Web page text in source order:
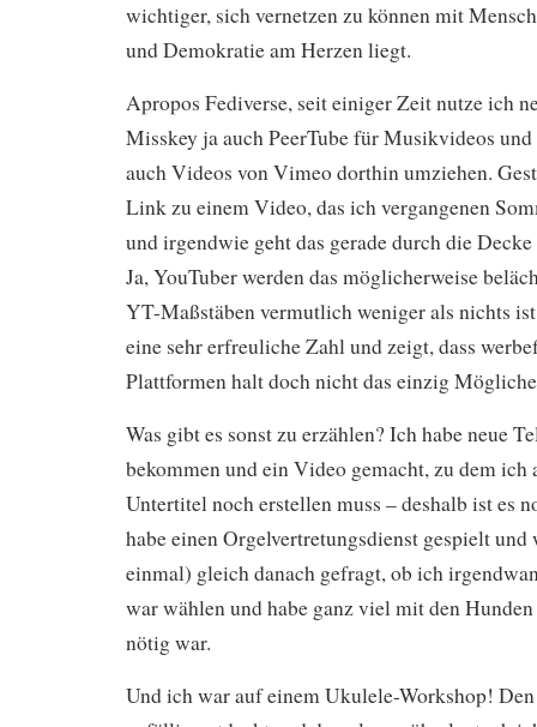
wichtiger, sich vernetzen zu können mit
und Demokratie am Herzen liegt.
Apropos Fediverse, seit einiger Zeit nutze ich
Misskey ja auch PeerTube für Musikvideos
auch Videos von Vimeo dorthin umziehen.
Link zu einem Video, das ich vergangenen
und irgendwie geht das gerade durch die
Ja, YouTuber werden das möglicherweise
YT-Maßstäben vermutlich weniger als nichts
eine sehr erfreuliche Zahl und zeigt, dass
Plattformen halt doch nicht das einzig
Was gibt es sonst zu erzählen? Ich habe neue
bekommen und ein Video gemacht, zu dem ich
Untertitel noch erstellen muss – deshalb ist es
habe einen Orgelvertretungsdienst gespielt
einmal) gleich danach gefragt, ob ich
war wählen und habe ganz viel mit den
nötig war.
Und ich war auf einem Ukulele-Workshop!